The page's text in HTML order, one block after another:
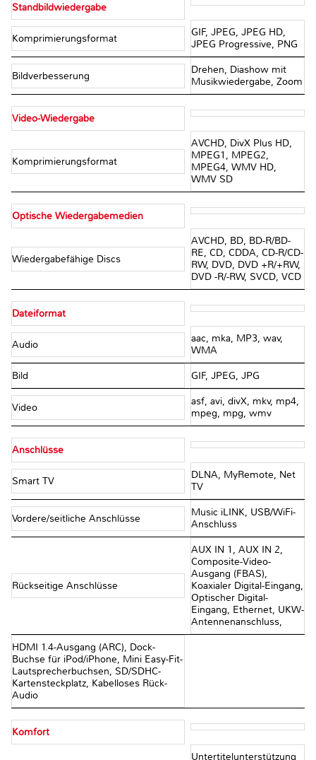
Standbildwiedergabe
Komprimierungsformat
GIF, JPEG, JPEG HD,
JPEG Progressive, PNG
Bildverbesserung
Drehen, Diashow mit
Musikwiedergabe, Zoom
Video-Wiedergabe
Komprimierungsformat
AVCHD, DivX Plus HD,
MPEG1, MPEG2,
MPEG4, WMV HD,
WMV SD
Optische Wiedergabemedien
Wiedergabefähige Discs
AVCHD, BD, BD-R/BD-
RE, CD, CDDA, CD-R/CD-
RW, DVD, DVD +R/+RW,
DVD -R/-RW, SVCD, VCD
Dateiformat
Audio
aac, mka, MP3, wav,
WMA
Bild GIF, JPEG, JPG
Video
asf, avi, divX, mkv, mp4,
mpeg, mpg, wmv
Anschlüsse
Smart TV
DLNA, MyRemote, Net
TV
Vordere/seitliche Anschlüsse
Music iLINK, USB/WiFi-
Anschluss
Rückseitige Anschlüsse
AUX IN 1, AUX IN 2,
Composite-Video-
Ausgang (FBAS),
Koaxialer Digital-Eingang,
Optischer Digital-
Eingang, Ethernet, UKW-
Antennenanschluss,
HDMI 1.4-Ausgang (ARC), Dock-
Buchse für iPod/iPhone, Mini Easy-Fit-
Lautsprecherbuchsen, SD/SDHC-
Kartensteckplatz, Kabelloses Rück-
Audio
Komfort
Untertitelunterstützung